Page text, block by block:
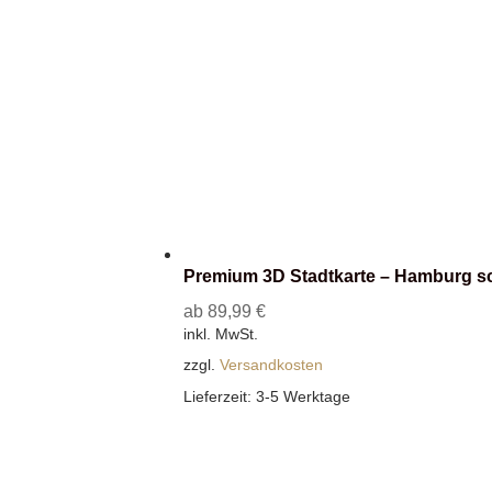
Premium 3D Stadtkarte – Hamburg
ab89,99€
inkl. MwSt.
zzgl.Versandkosten
Lieferzeit:3-5 Werktage